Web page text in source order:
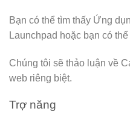
Bạn có thể tìm thấy Ứng
Launchpad hoặc bạn có
Chúng tôi sẽ thảo luận về
web riêng biệt.
Trợ năng